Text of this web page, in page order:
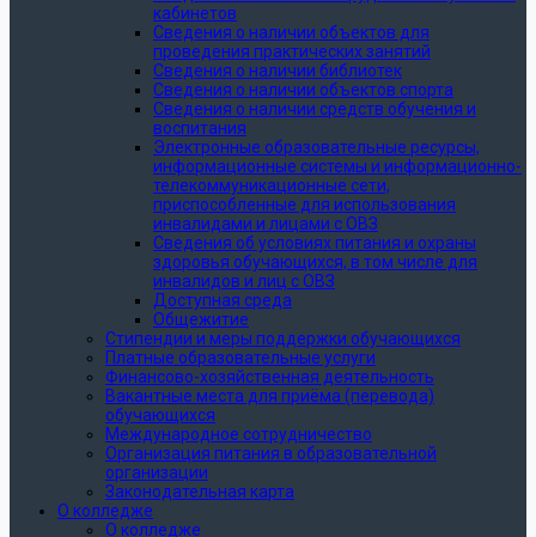
кабинетов
Сведения о наличии объектов для
проведения практических занятий
Сведения о наличии библиотек
Сведения о наличии объектов спорта
Сведения о наличии средств обучения и
воспитания
Электронные образовательные ресурсы,
информационные системы и информационно-
телекоммуникационные сети,
приспособленные для использования
инвалидами и лицами с ОВЗ
Сведения об условиях питания и охраны
здоровья обучающихся, в том числе для
инвалидов и лиц с ОВЗ
Доступная среда
Общежитие
Стипендии и меры поддержки обучающихся
Платные образовательные услуги
Финансово-хозяйственная деятельность
Вакантные места для приёма (перевода)
обучающихся
Международное сотрудничество
Организация питания в образовательной
организации
Законодательная карта
О колледже
О колледже